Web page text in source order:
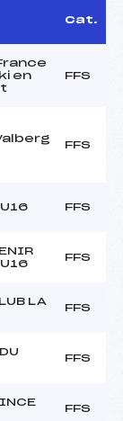
Cat.
en
FFS
FFS
U16 FFS
U16
FFS
LA
FFS
FFS
FFS